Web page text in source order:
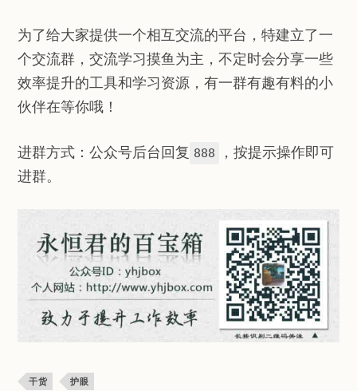
为了给大家提供一个相互交流的平台，特建立了一
个交流群，交流学习摸鱼为主，不定时会分享一些
效率提升的工具和学习资源，有一群有趣有料的小
伙伴在等你哦！
进群方式：公众号后台回复 888
，按提示操作即可
进群。
干货 护眼